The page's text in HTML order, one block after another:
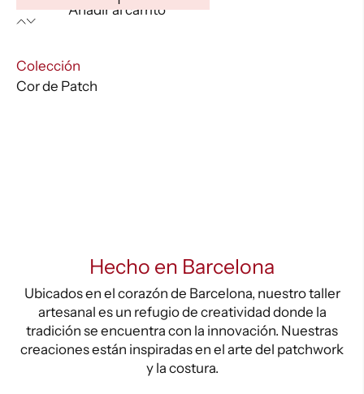
de
-
Cp0108
Añadir al carrito
Colección
Cor de Patch
Hecho en Barcelona
Ubicados en el corazón de Barcelona, nuestro taller
artesanal es un refugio de creatividad donde la
tradición se encuentra con la innovación. Nuestras
creaciones están inspiradas en el arte del patchwork
y la costura.